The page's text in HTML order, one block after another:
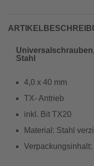
Stahl
4,0 x 40 mm
TX- Antrieb
inkl. Bit TX20
Material: Stahl
Verpackungsinhalt: